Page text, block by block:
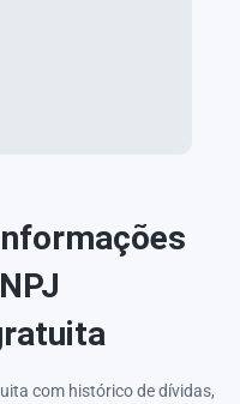
com histórico de dívidas,